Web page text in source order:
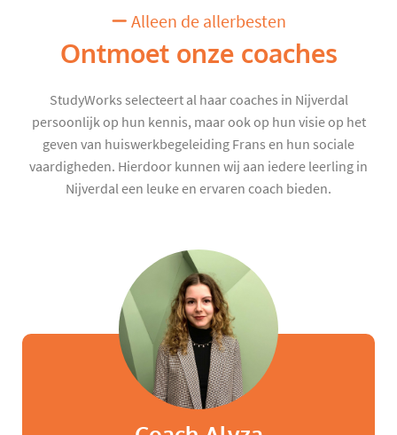
Alleen de allerbesten
Ontmoet onze coaches
StudyWorks selecteert al haar coaches in Nijverdal
persoonlijk op hun kennis, maar ook op hun visie op het
geven van huiswerkbegeleiding Frans en hun sociale
vaardigheden. Hierdoor kunnen wij aan iedere leerling in
Nijverdal een leuke en ervaren coach bieden.